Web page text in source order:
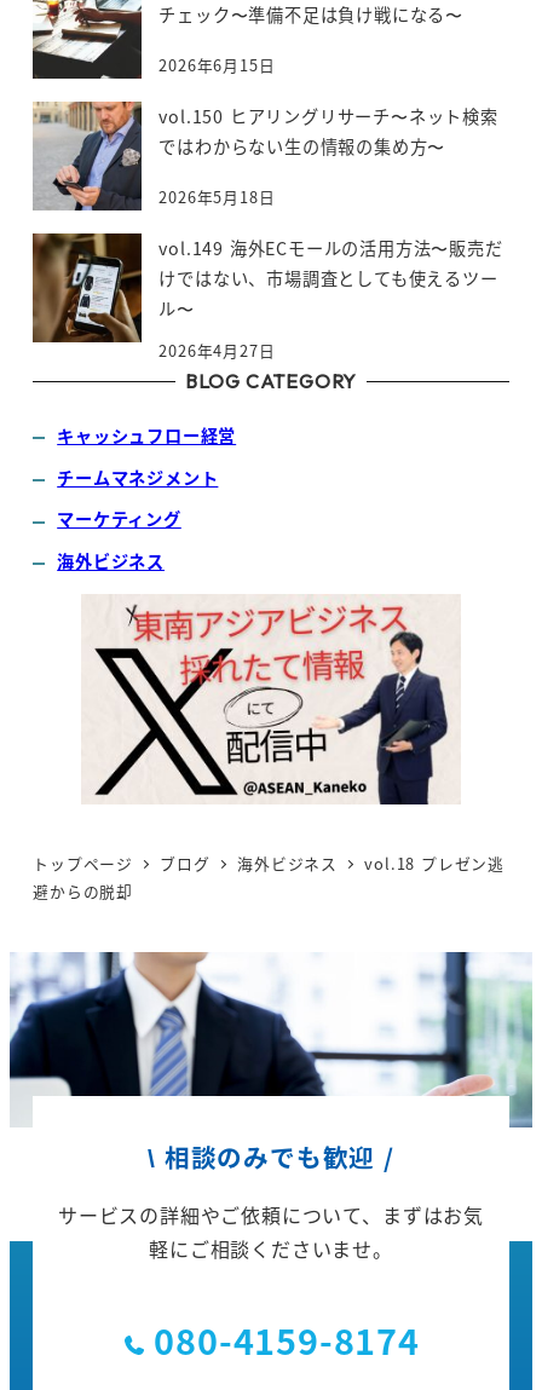
チェック〜準備不足は負け戦になる〜
2026年6月15日
vol.150 ヒアリングリサーチ〜ネット検索
ではわからない生の情報の集め方〜
2026年5月18日
vol.149 海外ECモールの活用方法〜販売だ
けではない、市場調査としても使えるツー
ル〜
2026年4月27日
BLOG CATEGORY
キャッシュフロー経営
チームマネジメント
マーケティング
海外ビジネス
トップページ ブログ 海外ビジネス
vol.18 プレゼン逃
避からの脱却
\ 相談のみでも歓迎 /
サービスの詳細やご依頼について、
まずはお気
軽にご相談くださいませ。
080-4159-8174